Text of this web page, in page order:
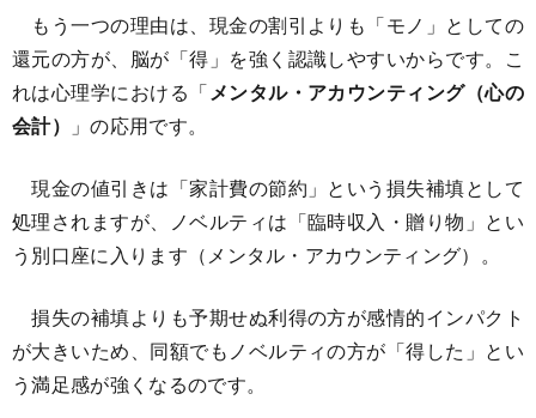
もう一つの理由は、現金の割引よりも「モノ」としての
還元の方が、脳が「得」を強く認識しやすいからです。こ
れは心理学における「メンタル・アカウンティング（心の
会計）
」の応用です。
現金の値引きは「家計費の節約」という損失補填として
処理されますが、ノベルティは「臨時収入・贈り物」とい
う別口座に入ります（メンタル・アカウンティング）。
損失の補填よりも予期せぬ利得の方が感情的インパクト
が大きいため、同額でもノベルティの方が「得した」とい
う満足感が強くなるのです。